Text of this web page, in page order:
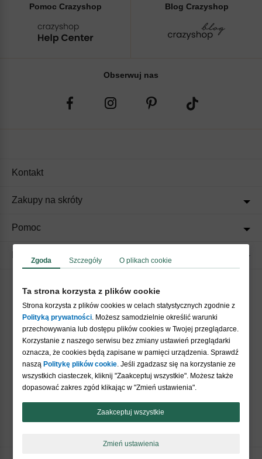
Pomoc Crazyshop Blog Crazyshop
Obserwuj nas
Akceptujemy płatności
Nasi partnerzy
Kontakt
Zakupy na skróty
Pomoc
Zgoda Szczegóły O plikach cookie
Ta strona korzysta z plików cookie
Strona korzysta z plików cookies w celach statystycznych zgodnie z
Polityką prywatności. Możesz samodzielnie określić warunki
przechowywania lub dostępu plików cookies w Twojej przeglądarce.
Korzystanie z naszego serwisu bez zmiany ustawień przeglądarki
oznacza, że cookies będą zapisane w pamięci urządzenia. Sprawdź
naszą Politykę plików cookie. Jeśli zgadzasz się na korzystanie ze
wszystkich ciasteczek, kliknij "Zaakceptuj wszystkie". Możesz także
dopasować zakres zgód klikając w "Zmień ustawienia".
Zaakceptuj wszystkie
Zmień ustawienia